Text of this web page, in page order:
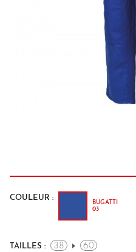
COULEUR :
BUGATTI
03
TAILLES : 38 60